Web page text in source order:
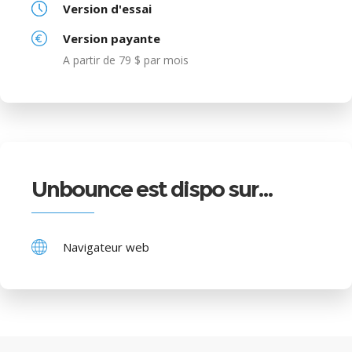
Version d'essai
Version payante
A partir de 79 $ par mois
Unbounce est dispo sur…
Navigateur web